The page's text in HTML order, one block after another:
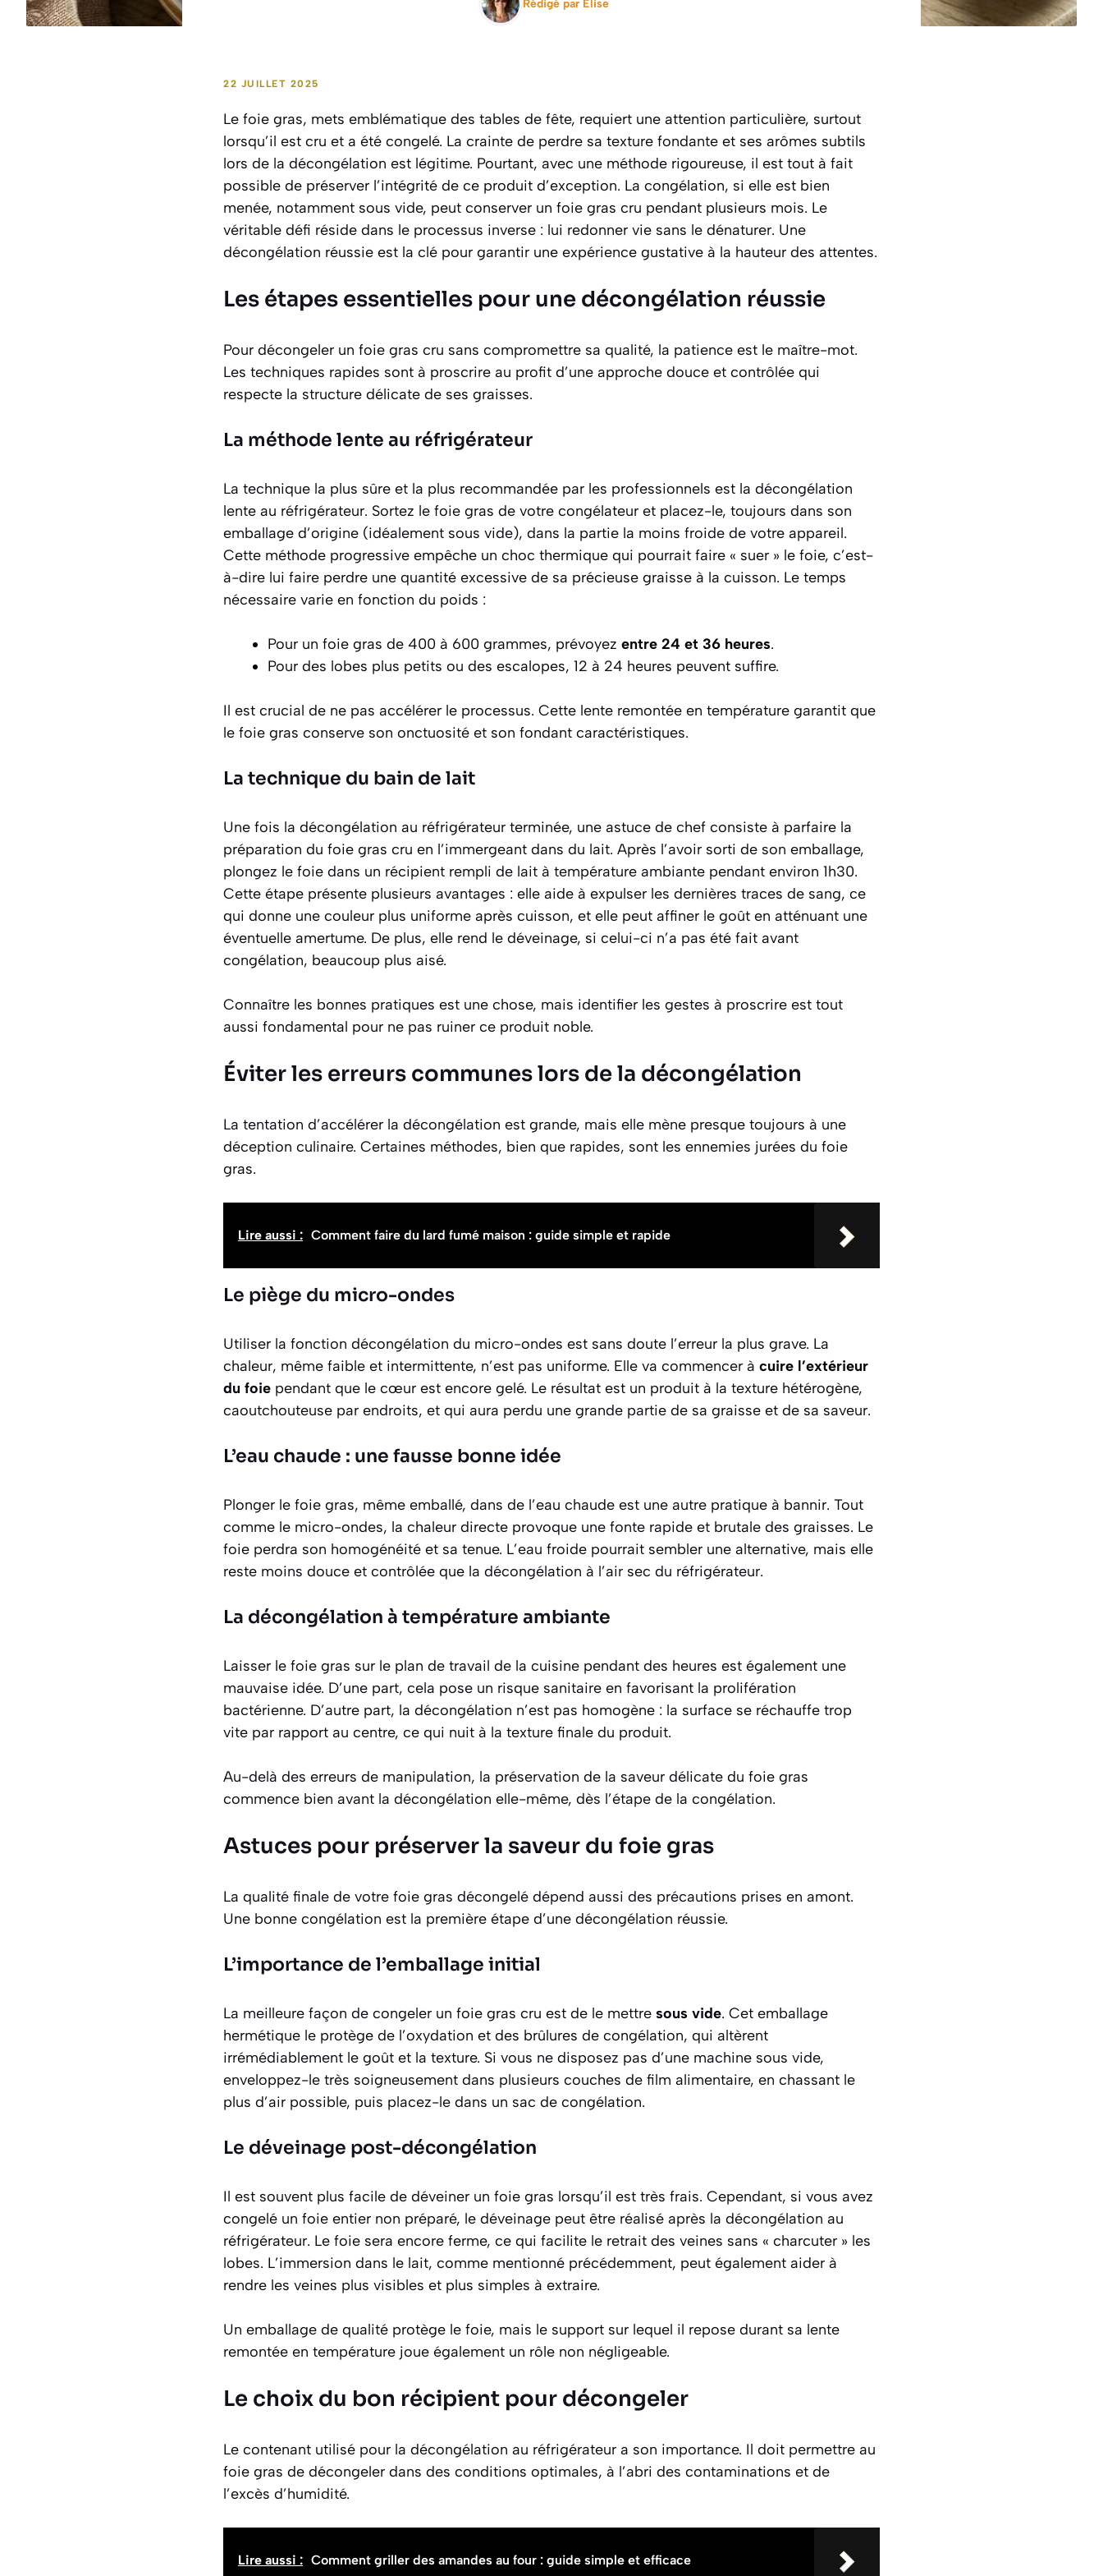
Rédigé par Elise
22 JUILLET 2025
Le foie gras, mets emblématique des tables de fête, requiert une attention particulière, surtout
lorsqu’il est cru et a été congelé. La crainte de perdre sa texture fondante et ses arômes subtils
lors de la décongélation est légitime. Pourtant, avec une méthode rigoureuse, il est tout à fait
possible de préserver l’intégrité de ce produit d’exception. La congélation, si elle est bien
menée, notamment sous vide, peut conserver un foie gras cru pendant plusieurs mois. Le
véritable défi réside dans le processus inverse : lui redonner vie sans le dénaturer. Une
décongélation réussie est la clé pour garantir une expérience gustative à la hauteur des attentes.
Les étapes essentielles pour une décongélation réussie
Pour décongeler un foie gras cru sans compromettre sa qualité, la patience est le maître-mot.
Les techniques rapides sont à proscrire au profit d’une approche douce et contrôlée qui
respecte la structure délicate de ses graisses.
La méthode lente au réfrigérateur
La technique la plus sûre et la plus recommandée par les professionnels est la décongélation
lente au réfrigérateur. Sortez le foie gras de votre congélateur et placez-le, toujours dans son
emballage d’origine (idéalement sous vide), dans la partie la moins froide de votre appareil.
Cette méthode progressive empêche un choc thermique qui pourrait faire « suer » le foie, c’est-
à-dire lui faire perdre une quantité excessive de sa précieuse graisse à la cuisson. Le temps
nécessaire varie en fonction du poids :
Pour un foie gras de 400 à 600 grammes, prévoyez entre 24 et 36 heures.
Pour des lobes plus petits ou des escalopes, 12 à 24 heures peuvent suffire.
Il est crucial de ne pas accélérer le processus. Cette lente remontée en température garantit que
le foie gras conserve son onctuosité et son fondant caractéristiques.
La technique du bain de lait
Une fois la décongélation au réfrigérateur terminée, une astuce de chef consiste à parfaire la
préparation du foie gras cru en l’immergeant dans du lait. Après l’avoir sorti de son emballage,
plongez le foie dans un récipient rempli de lait à température ambiante pendant environ 1h30.
Cette étape présente plusieurs avantages : elle aide à expulser les dernières traces de sang, ce
qui donne une couleur plus uniforme après cuisson, et elle peut affiner le goût en atténuant une
éventuelle amertume. De plus, elle rend le déveinage, si celui-ci n’a pas été fait avant
congélation, beaucoup plus aisé.
Connaître les bonnes pratiques est une chose, mais identifier les gestes à proscrire est tout
aussi fondamental pour ne pas ruiner ce produit noble.
Éviter les erreurs communes lors de la décongélation
La tentation d’accélérer la décongélation est grande, mais elle mène presque toujours à une
déception culinaire. Certaines méthodes, bien que rapides, sont les ennemies jurées du foie
gras.
Lire aussi : Comment faire du lard fumé maison : guide simple et rapide
Le piège du micro-ondes
Utiliser la fonction décongélation du micro-ondes est sans doute l’erreur la plus grave. La
chaleur, même faible et intermittente, n’est pas uniforme. Elle va commencer à cuire l’extérieur
du foie pendant que le cœur est encore gelé. Le résultat est un produit à la texture hétérogène,
caoutchouteuse par endroits, et qui aura perdu une grande partie de sa graisse et de sa saveur.
L’eau chaude : une fausse bonne idée
Plonger le foie gras, même emballé, dans de l’eau chaude est une autre pratique à bannir. Tout
comme le micro-ondes, la chaleur directe provoque une fonte rapide et brutale des graisses. Le
foie perdra son homogénéité et sa tenue. L’eau froide pourrait sembler une alternative, mais elle
reste moins douce et contrôlée que la décongélation à l’air sec du réfrigérateur.
La décongélation à température ambiante
Laisser le foie gras sur le plan de travail de la cuisine pendant des heures est également une
mauvaise idée. D’une part, cela pose un risque sanitaire en favorisant la prolifération
bactérienne. D’autre part, la décongélation n’est pas homogène : la surface se réchauffe trop
vite par rapport au centre, ce qui nuit à la texture finale du produit.
Au-delà des erreurs de manipulation, la préservation de la saveur délicate du foie gras
commence bien avant la décongélation elle-même, dès l’étape de la congélation.
Astuces pour préserver la saveur du foie gras
La qualité finale de votre foie gras décongelé dépend aussi des précautions prises en amont.
Une bonne congélation est la première étape d’une décongélation réussie.
L’importance de l’emballage initial
La meilleure façon de congeler un foie gras cru est de le mettre sous vide. Cet emballage
hermétique le protège de l’oxydation et des brûlures de congélation, qui altèrent
irrémédiablement le goût et la texture. Si vous ne disposez pas d’une machine sous vide,
enveloppez-le très soigneusement dans plusieurs couches de film alimentaire, en chassant le
plus d’air possible, puis placez-le dans un sac de congélation.
Le déveinage post-décongélation
Il est souvent plus facile de déveiner un foie gras lorsqu’il est très frais. Cependant, si vous avez
congelé un foie entier non préparé, le déveinage peut être réalisé après la décongélation au
réfrigérateur. Le foie sera encore ferme, ce qui facilite le retrait des veines sans « charcuter » les
lobes. L’immersion dans le lait, comme mentionné précédemment, peut également aider à
rendre les veines plus visibles et plus simples à extraire.
Un emballage de qualité protège le foie, mais le support sur lequel il repose durant sa lente
remontée en température joue également un rôle non négligeable.
Le choix du bon récipient pour décongeler
Le contenant utilisé pour la décongélation au réfrigérateur a son importance. Il doit permettre au
foie gras de décongeler dans des conditions optimales, à l’abri des contaminations et de
l’excès d’humidité.
Lire aussi : Comment griller des amandes au four : guide simple et efficace